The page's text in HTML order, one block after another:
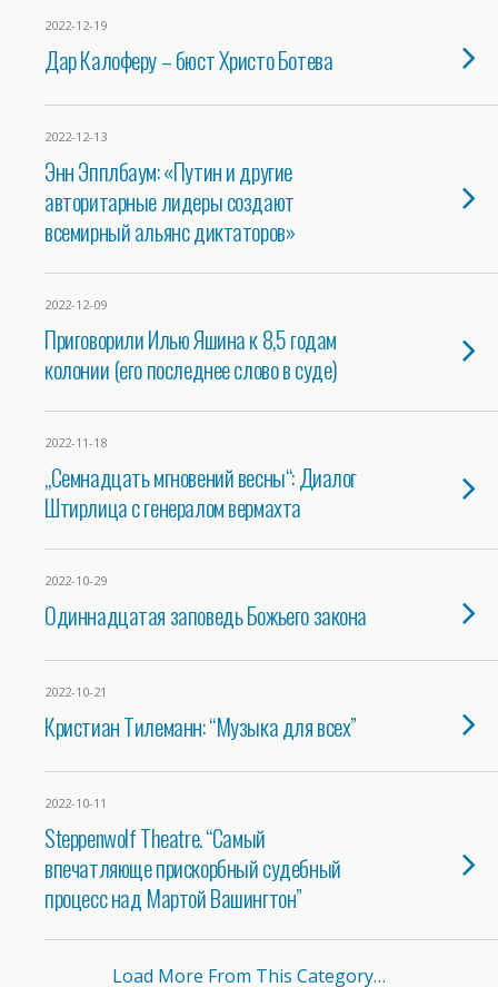
2022-12-19
Дap Калоферу – бюст Христо Ботева
2022-12-13
Энн Эпплбаум: «Путин и другие
авторитарные лидеры создают
всемирный альянс диктаторов»
2022-12-09
Приговорили Илью Яшина к 8,5 годам
колонии (его последнее слово в суде)
2022-11-18
„Семнадцать мгновений весны“: Диалог
Штирлица с генералом вермахта
2022-10-29
Одиннадцатая заповедь Божьего закона
2022-10-21
Кристиан Тилеманн: “Музыка для всех”
2022-10-11
Steppenwolf Theatre. “Самый
впечатляюще прискорбный судебный
процесс над Мартой Вашингтон”
Load More From This Category…